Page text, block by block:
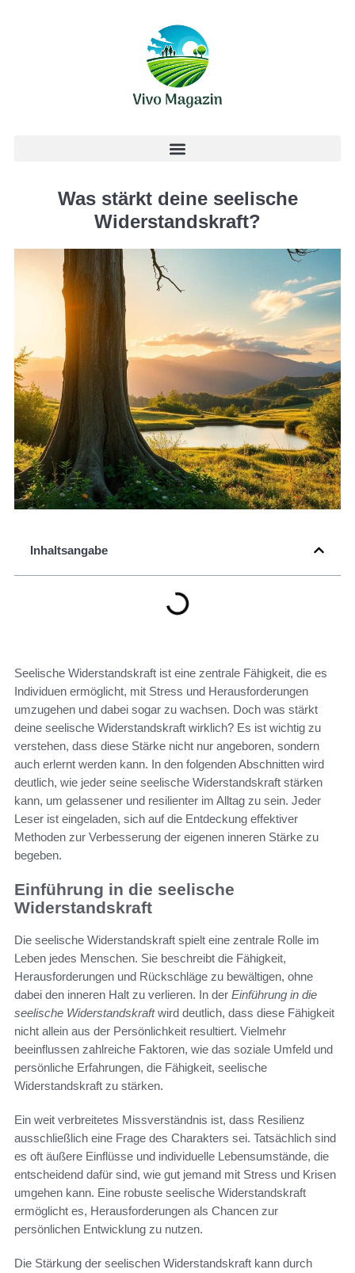
Was stärkt deine seelische
Widerstandskraft?
Inhaltsangabe
Seelische Widerstandskraft ist eine zentrale Fähigkeit, die es
Individuen ermöglicht, mit Stress und Herausforderungen
umzugehen und dabei sogar zu wachsen. Doch was stärkt
deine seelische Widerstandskraft wirklich? Es ist wichtig zu
verstehen, dass diese Stärke nicht nur angeboren, sondern
auch erlernt werden kann. In den folgenden Abschnitten wird
deutlich, wie jeder seine seelische Widerstandskraft stärken
kann, um gelassener und resilienter im Alltag zu sein. Jeder
Leser ist eingeladen, sich auf die Entdeckung effektiver
Methoden zur Verbesserung der eigenen inneren Stärke zu
begeben.
Einführung in die seelische
Widerstandskraft
Die seelische Widerstandskraft spielt eine zentrale Rolle im
Leben jedes Menschen. Sie beschreibt die Fähigkeit,
Herausforderungen und Rückschläge zu bewältigen, ohne
dabei den inneren Halt zu verlieren. In der Einführung in die
seelische Widerstandskraftwird deutlich, dass diese Fähigkeit
nicht allein aus der Persönlichkeit resultiert. Vielmehr
beeinflussen zahlreiche Faktoren, wie das soziale Umfeld und
persönliche Erfahrungen, die Fähigkeit, seelische
Widerstandskraft zu stärken.
Ein weit verbreitetes Missverständnis ist, dass Resilienz
ausschließlich eine Frage des Charakters sei. Tatsächlich sind
es oft äußere Einflüsse und individuelle Lebensumstände, die
entscheidend dafür sind, wie gut jemand mit Stress und Krisen
umgehen kann. Eine robuste seelische Widerstandskraft
ermöglicht es, Herausforderungen als Chancen zur
persönlichen Entwicklung zu nutzen.
Die Stärkung der seelischen Widerstandskraft kann durch